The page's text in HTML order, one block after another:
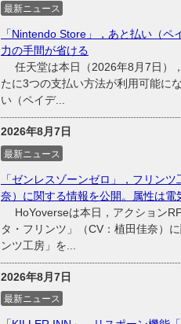
最新ニュース
「Nintendo Store」，あと払い（
力の手間が省ける
任天堂は本日（2026年8月7日）
たに3つの支払い方法が利用可能に
い（ペイデ...
2026年8月7日
最新ニュース
「ゼンレスゾーンゼロ」，フリン
奈）に関する情報を公開。属性は電
HoYoverseは本日，アクション
タ・フリンツ」（CV：植田佳奈）
ンツ工房」を...
2026年8月7日
最新ニュース